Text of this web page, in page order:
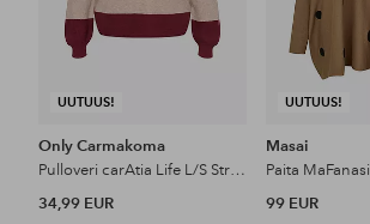
UUTUUS!
Only Carmakoma
Pulloveri carAtia Life L/S Stripe Pullov Knt
34,99 EUR
UUTUUS!
Masai
Paita MaFanasi
99 EUR